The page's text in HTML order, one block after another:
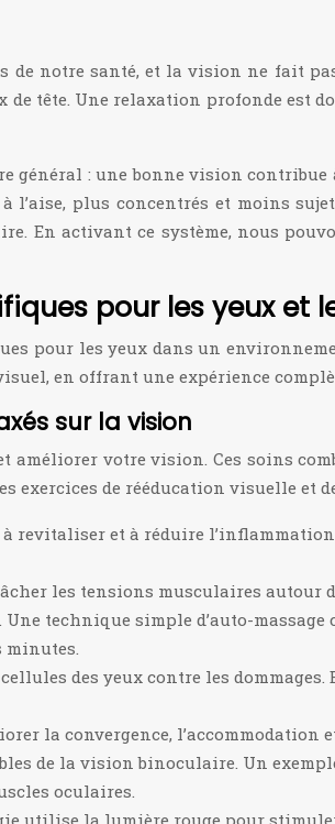
notre santé, et la vision ne fait
tête. Une relaxation profonde
: une bonne vision contribue
plus concentrés et moins
En activant ce système, nous
pour les yeux et
pour les yeux dans un
en offrant une expérience
sur la vision
votre vision. Ces soins
exercices de rééducation visuelle et
à revitaliser et à réduire
les tensions musculaires
technique simple d’auto-
minutes.
des yeux contre les
la convergence,
de la vision binoculaire. Un
oculaires.
utilise la lumière rouge pour